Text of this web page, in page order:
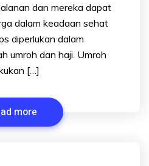
dan mereka dapat
dalam keadaan sehat
diperlukan dalam
umroh dan haji. Umroh
[…]
more